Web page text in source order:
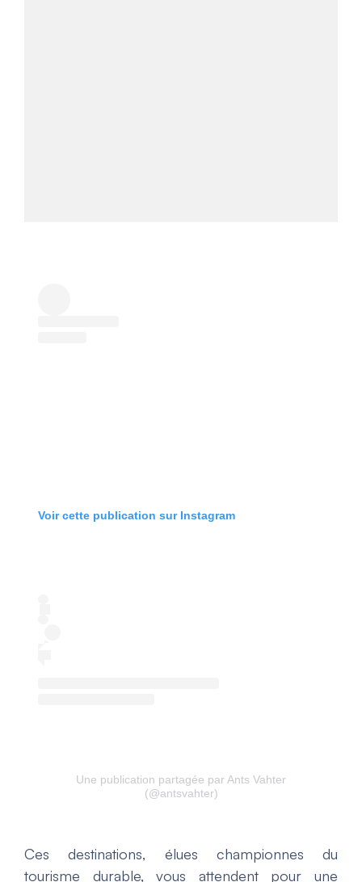
Voir cette publication sur Instagram
Une publication partagée par Ants Vahter
(@antsvahter)
Ces destinations, élues championnes du
tourisme durable, vous attendent pour une